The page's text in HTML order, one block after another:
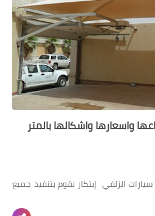
واسعارها واشكالها بالمتر
الزلفي إبتكار نقوم بتنفيذ جميع